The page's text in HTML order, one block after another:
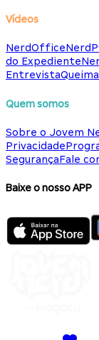
Vídeos
NerdOffice
do Expediente
Entrevista
Quem somos
Sobre o Jovem
Privacidade
SegurançaFale
Baixe o nosso APP